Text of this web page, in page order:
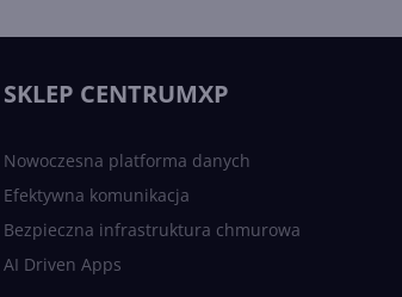
SKLEP CENTRUMXP
Nowoczesna platforma danych
Efektywna komunikacja
Bezpieczna infrastruktura chmurowa
AI Driven Apps